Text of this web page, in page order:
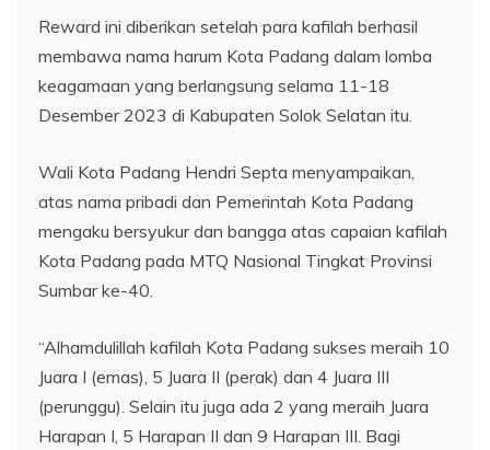
Reward ini diberikan setelah para kafilah berhasil
membawa nama harum Kota Padang dalam lomba
keagamaan yang berlangsung selama 11-18
Desember 2023 di Kabupaten Solok Selatan itu.
Wali Kota Padang Hendri Septa menyampaikan,
atas nama pribadi dan Pemerintah Kota Padang
mengaku bersyukur dan bangga atas capaian kafilah
Kota Padang pada MTQ Nasional Tingkat Provinsi
Sumbar ke-40.
“Alhamdulillah kafilah Kota Padang sukses meraih 10
Juara I (emas), 5 Juara II (perak) dan 4 Juara III
(perunggu). Selain itu juga ada 2 yang meraih Juara
Harapan I, 5 Harapan II dan 9 Harapan III. Bagi